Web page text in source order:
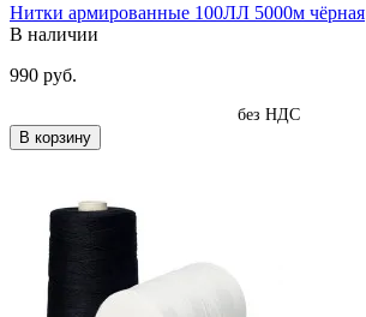
Нитки армированные 100ЛЛ 5000м чёрная
В наличии
990 руб.
без НДС
В корзину